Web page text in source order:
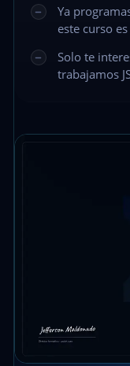
Ya
este curso
Solo te
trabajamos